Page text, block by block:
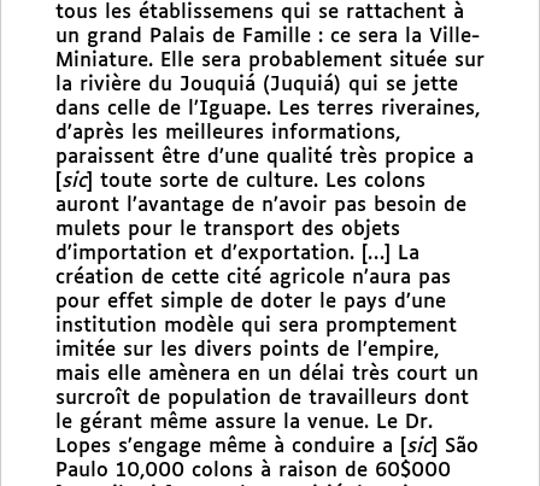
tous les établissemens qui se rattachent à
un grand Palais de Famille : ce sera la Ville-
Miniature. Elle sera probablement située sur
la rivière du Jouquiá (Juquiá) qui se jette
dans celle de l’Iguape. Les terres riveraines,
d’après les meilleures informations,
paraissent être d’une qualité très propice a
sic] toute sorte de culture. Les colons
auront l’avantage de n’avoir pas besoin de
mulets pour le transport des objets
d’importation et d’exportation. […] La
création de cette cité agricole n’aura pas
pour effet simple de doter le pays d’une
institution modèle qui sera promptement
imitée sur les divers points de l’empire,
mais elle amènera en un délai très court un
surcroît de population de travailleurs dont
le gérant même assure la venue. Le Dr.
Lopes s’engage même à conduire a [ sic] São
Paulo 10,000 colons à raison de 60$000